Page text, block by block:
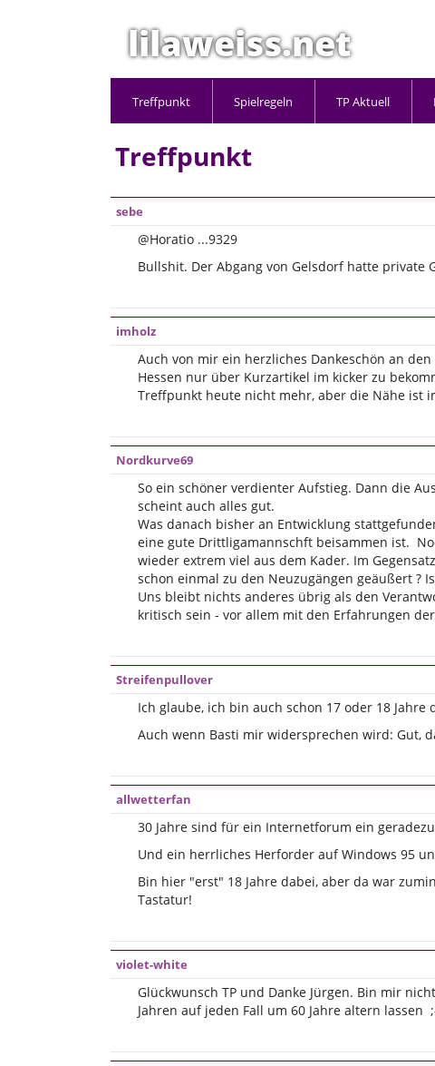
lilaweiss.net
Treffpunkt Spielregeln TP Aktuell
Treffpunkt
sebe
@Horatio ...9329
Bullshit. Der Abgang von Gelsdorf hatte private
imholz
Auch von mir ein herzliches Dankeschön an
Hessen nur über Kurzartikel im kicker zu
Treffpunkt heute nicht mehr, aber die Nähe ist
Nordkurve69
So ein schöner verdienter Aufstieg. Dann die
scheint auch alles gut.
Was danach bisher an Entwicklung
eine gute Drittligamannschft beisammen ist.
wieder extrem viel aus dem Kader. Im
schon einmal zu den Neuzugängen geäußert ?
Uns bleibt nichts anderes übrig als den
kritisch sein - vor allem mit den Erfahrungen
Streifenpullover
Ich glaube, ich bin auch schon 17 oder 18
Auch wenn Basti mir widersprechen wird: Gut,
allwetterfan
30 Jahre sind für ein Internetforum ein
Und ein herrliches Herforder auf Windows 95
Bin hier "erst" 18 Jahre dabei, aber da war
Tastatur!
violet-white
Glückwunsch TP und Danke Jürgen. Bin mir
Jahren auf jeden Fall um 60 Jahre altern lassen